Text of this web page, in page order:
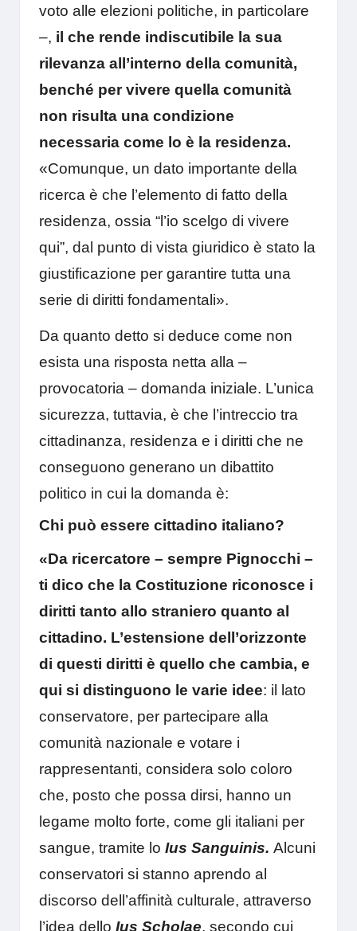
voto alle elezioni politiche, in particolare
–, il che rende indiscutibile la sua
rilevanza all’interno della comunità,
benché per vivere quella comunità
non risulta una condizione
necessaria come lo è la residenza.
«Comunque, un dato importante della
ricerca è che l’elemento di fatto della
residenza, ossia “l’io scelgo di vivere
qui”, dal punto di vista giuridico è stato la
giustificazione per garantire tutta una
serie di diritti fondamentali».
Da quanto detto si deduce come non
esista una risposta netta alla –
provocatoria – domanda iniziale. L’unica
sicurezza, tuttavia, è che l’intreccio tra
cittadinanza, residenza e i diritti che ne
conseguono generano un dibattito
politico in cui la domanda è:
Chi può essere cittadino italiano?
«Da ricercatore – sempre Pignocchi –
ti dico che la Costituzione riconosce i
diritti tanto allo straniero quanto al
cittadino. L’estensione dell’orizzonte
di questi diritti è quello che cambia, e
qui si distinguono le varie idee: il lato
conservatore, per partecipare alla
comunità nazionale e votare i
rappresentanti, considera solo coloro
che, posto che possa dirsi, hanno un
legame molto forte, come gli italiani per
sangue, tramite lo Ius Sanguinis. Alcuni
conservatori si stanno aprendo al
discorso dell’affinità culturale, attraverso
l’idea dello Ius Scholae, secondo cui